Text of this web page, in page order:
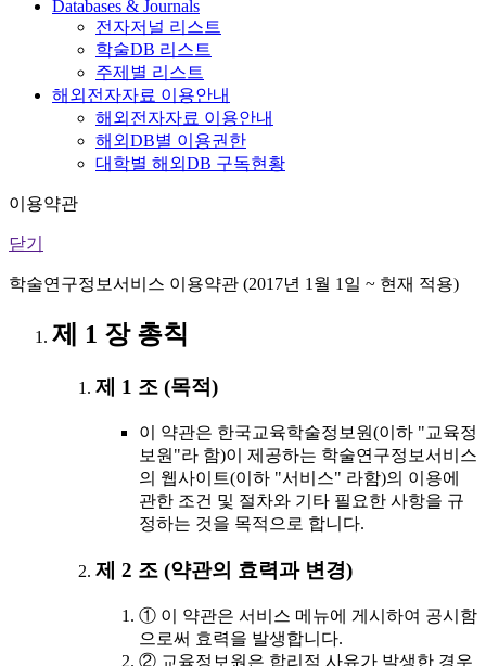
Databases & Journals
전자저널 리스트
학술DB 리스트
주제별 리스트
해외전자자료 이용안내
해외전자자료 이용안내
해외DB별 이용권한
대학별 해외DB 구독현황
이용약관
닫기
학술연구정보서비스 이용약관 (2017년 1월 1일 ~ 현재 적용)
제 1 장 총칙
제 1 조 (목적)
이 약관은 한국교육학술정보원(이하 "교육정
보원"라 함)이 제공하는 학술연구정보서비스
의 웹사이트(이하 "서비스" 라함)의 이용에
관한 조건 및 절차와 기타 필요한 사항을 규
정하는 것을 목적으로 합니다.
제 2 조 (약관의 효력과 변경)
① 이 약관은 서비스 메뉴에 게시하여 공시함
으로써 효력을 발생합니다.
② 교육정보원은 합리적 사유가 발생한 경우